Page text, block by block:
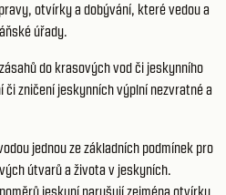
otvírky a dobývání, které vedou a
úřady.
do krasových vod či jeskynního
zničení jeskynních výplní nezvratné a
jednou ze základních podmínek pro
útvarů a života v jeskyních.